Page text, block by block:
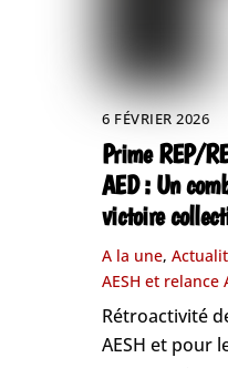
6 FÉVRIER 2026
Prime REP/
AED : Un
victoire
A la une,
AESH et relance
Rétroactivité
AESH et pour